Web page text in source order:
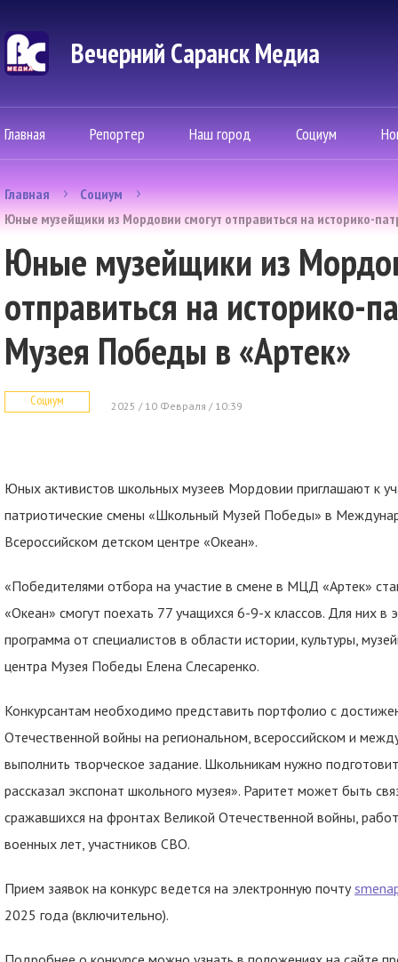
Вечерний Саранск Mедиа
Главная Репортер Наш город Социум
Главная
Социум
Юные музейщики из Мордовии смогут отправиться на историко-
Юные музейщики из
отправиться на историко-
Музея Победы в «Артек»
Социум 2025 / 10 Февраля / 10:39
Юных активистов школьных музеев Мордовии приглашают к
патриотические смены «Школьный Музей Победы» в
Всероссийском детском центре «Океан».
«Победителями отбора на участие в смене в МЦД «Артек»
«Океан» смогут поехать 77 учащихся 6-9-х классов. Для них
программа от специалистов в области истории, культуры,
центра Музея Победы Елена Слесаренко.
Конкурсантам необходимо представить портфолио с
Отечественной войны на региональном, всероссийском и
выполнить творческое задание. Школьникам нужно
рассказал экспонат школьного музея». Раритет может быть
сражавшихся на фронтах Великой Отечественной войны,
военных лет, участников СВО.
Прием заявок на конкурс ведется на электронную почту
2025 года (включительно).